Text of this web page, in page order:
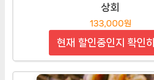
상회
133,000원
현재 할인중인지 확인하